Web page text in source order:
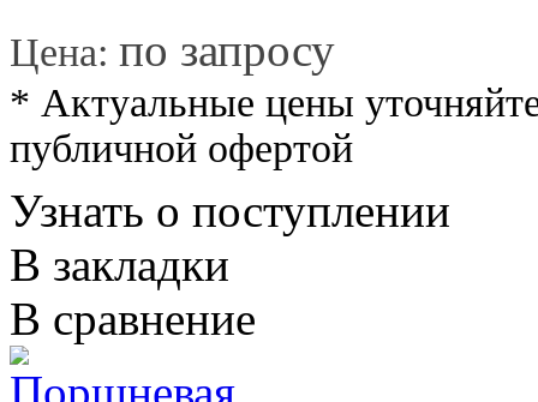
Цена: по запросу
* Актуальные цены
публичной офертой
Узнать о поступлении
В закладки
В сравнение